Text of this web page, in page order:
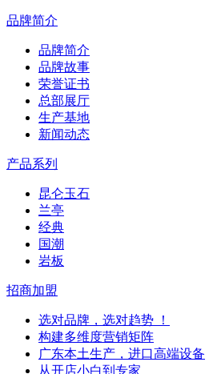
品牌简介
品牌简介
品牌故事
荣誉证书
总部展厅
生产基地
新闻动态
产品系列
昆仑玉石
兰亭
经典
国潮
岩板
招商加盟
选对品牌，选对趋势 ！
构建多维度营销矩阵
广东本土生产，进口高端设备
从开店小白到专家